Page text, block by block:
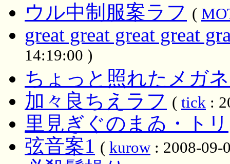
ウル中制服案ラフ (
great great great great
14:19:00 )
ちょっと照れたメガ
加々良ちえラフ ( tick :
里見ぎぐのまゐ・トリ
弦音案1 ( kurow: 2008-09-